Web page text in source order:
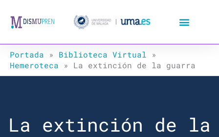
Portada » Biblioteca Virtual »
Hemeroteca » La extinción de la guarra
La extinción de la